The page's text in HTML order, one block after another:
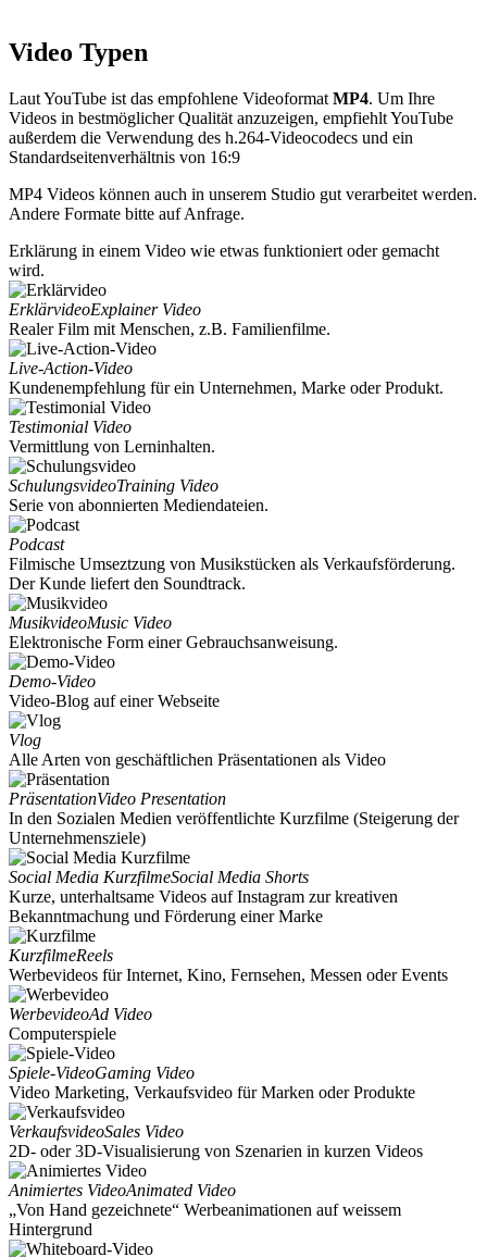
Video Typen
Laut YouTube ist das empfohlene Videoformat MP4. Um Ihre
Videos in bestmöglicher Qualität anzuzeigen, empfiehlt YouTube
außerdem die Verwendung des h.264-Videocodecs und ein
Standardseitenverhältnis von 16:9
MP4 Videos können auch in unserem Studio gut verarbeitet werden.
Andere Formate bitte auf Anfrage.
Erklärung in einem Video wie etwas funktioniert oder gemacht
wird.
ErklärvideoExplainer Video
Realer Film mit Menschen, z.B. Familienfilme.
Live-Action-Video
Kundenempfehlung für ein Unternehmen, Marke oder Produkt.
Testimonial Video
Vermittlung von Lerninhalten.
SchulungsvideoTraining Video
Serie von abonnierten Mediendateien.
Podcast
Filmische Umseztzung von Musikstücken als Verkaufsförderung.
Der Kunde liefert den Soundtrack.
MusikvideoMusic Video
Elektronische Form einer Gebrauchsanweisung.
Demo-Video
Video-Blog auf einer Webseite
Vlog
Alle Arten von geschäftlichen Präsentationen als Video
PräsentationVideo Presentation
In den Sozialen Medien veröffentlichte Kurzfilme (Steigerung der
Unternehmensziele)
Social Media KurzfilmeSocial Media Shorts
Kurze, unterhaltsame Videos auf Instagram zur kreativen
Bekanntmachung und Förderung einer Marke
KurzfilmeReels
Werbevideos für Internet, Kino, Fernsehen, Messen oder Events
WerbevideoAd Video
Computerspiele
Spiele-VideoGaming Video
Video Marketing, Verkaufsvideo für Marken oder Produkte
VerkaufsvideoSales Video
2D- oder 3D-Visualisierung von Szenarien in kurzen Videos
Animiertes VideoAnimated Video
„Von Hand gezeichnete“ Werbeanimationen auf weissem
Hintergrund